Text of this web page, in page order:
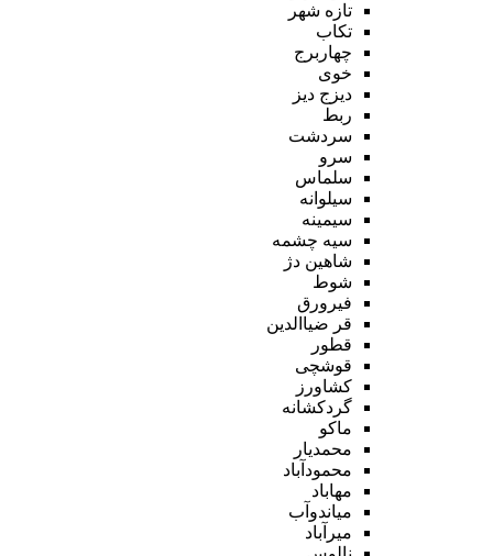
تازه شهر
تکاب
چهاربرج
خوی
دیزج دیز
ربط
سردشت
سرو
سلماس
سیلوانه
سیمینه
سیه چشمه
شاهین دژ
شوط
فیرورق
قر ضیاالدین
قطور
قوشچی
کشاورز
گردکشانه
ماکو
محمدیار
محمودآباد
مهاباد
میاندوآب
میرآباد